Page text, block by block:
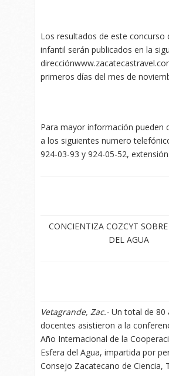
Los resultados de este concurso
infantil serán publicados en la
primeros días del mes de
Para mayor información pueden
a los siguientes numero
924-03-93 y 924-05-52,
CONCIENTIZA COZCYT
DEL AGUA
Vetagrande, Zac.- Un total de 80
docentes asistieron a la
Año Internacional de la
Esfera del Agua, impartida por
Consejo Zacatecano de Ciencia,